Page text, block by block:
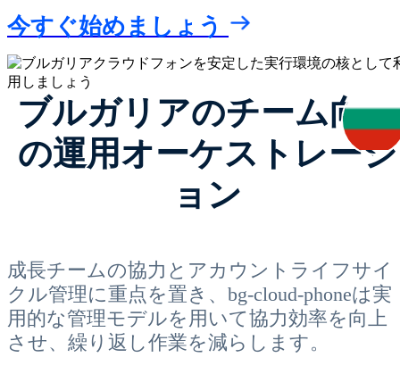
今すぐ始めましょう
ブルガリアのチーム向け
の運用オーケストレーシ
ョン
成長チームの協力とアカウントライフサイ
クル管理に重点を置き、bg-cloud-phoneは実
用的な管理モデルを用いて協力効率を向上
させ、繰り返し作業を減らします。